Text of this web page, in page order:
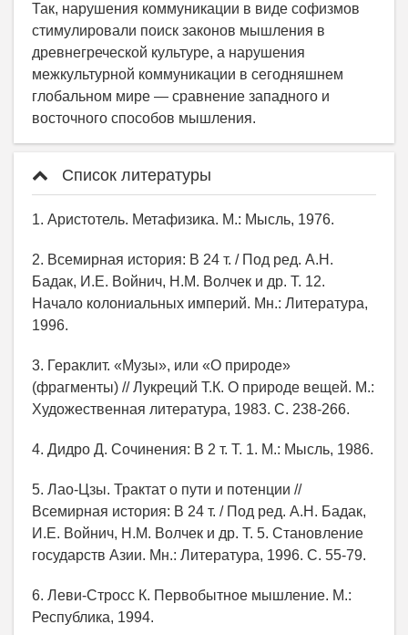
Так, нарушения коммуникации в виде софизмов
стимулировали поиск законов мышления в
древнегреческой культуре, а нарушения
межкультурной коммуникации в сегодняшнем
глобальном мире — сравнение западного и
восточного способов мышления.
Список литературы
1. Аристотель. Метафизика. М.: Мысль, 1976.
2. Всемирная история: В 24 т. / Под ред. А.Н.
Бадак, И.Е. Войнич, Н.М. Волчек и др. Т. 12.
Начало колониальных империй. Мн.: Литература,
1996.
3. Гераклит. «Музы», или «О природе»
(фрагменты) // Лукреций Т.К. О природе вещей. М.:
Художественная литература, 1983. С. 238-266.
4. Дидро Д. Сочинения: В 2 т. Т. 1. М.: Мысль, 1986.
5. Лао-Цзы. Трактат о пути и потенции //
Всемирная история: В 24 т. / Под ред. А.Н. Бадак,
И.Е. Войнич, Н.М. Волчек и др. Т. 5. Становление
государств Азии. Мн.: Литература, 1996. С. 55-79.
6. Леви-Стросс К. Первобытное мышление. М.:
Республика, 1994.